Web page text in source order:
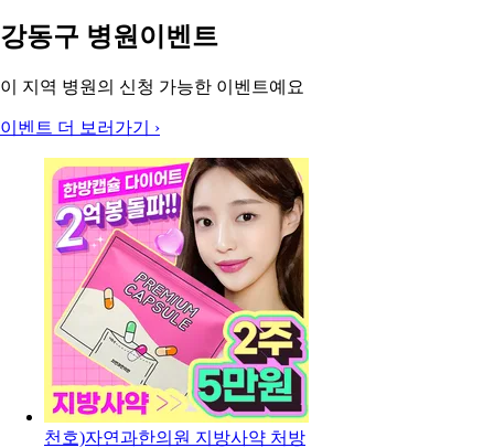
강동구 병원이벤트
이 지역 병원의 신청 가능한 이벤트예요
이벤트 더 보러가기 ›
천호)자연과한의원 지방사약 처방